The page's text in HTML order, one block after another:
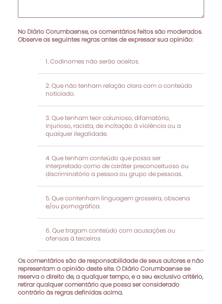
No Diário Corumbaense, os comentários feitos são moderados.
Observe as seguintes regras antes de expressar sua opinião:
Codinomes não serão aceitos.
Que não tenham relação clara com o conteúdo
noticiado.
Que tenham teor calunioso, difamatório,
injurioso, racista, de incitação à violência ou a
qualquer ilegalidade.
Que tenham conteúdo que possa ser
interpretado como de caráter preconceituoso ou
discriminatório a pessoa ou grupo de pessoas.
Que contenham linguagem grosseira, obscena
e/ou pornográfica.
Que tragam conteúdo com acusações ou
ofensas à terceiros
Os comentários são de responsabilidade de seus autores e não
representam a opinião deste site. O Diário Corumbaense se
reserva o direito de, a qualquer tempo, e a seu exclusivo critério,
retirar qualquer comentário que possa ser considerado
contrário às regras definidas acima.